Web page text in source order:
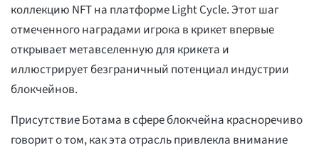
коллекцию NFT на платформе Light Cycle. Этот шаг
отмеченного наградами игрока в крикет впервые
открывает метавселенную для крикета и
иллюстрирует безграничный потенциал индустрии
блокчейнов.
Присутствие Ботама в сфере блокчейна красноречиво
говорит о том, как эта отрасль привлекла внимание